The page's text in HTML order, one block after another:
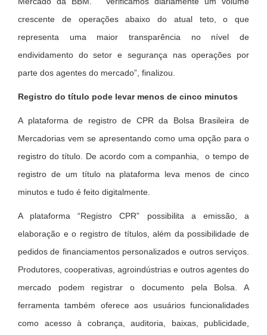
crescente de operações abaixo do atual teto, o que
representa uma maior transparência no nível de
endividamento do setor e segurança nas operações por
parte dos agentes do mercado”, finalizou.
Registro do título pode levar menos de cinco minutos
A plataforma de registro de CPR da Bolsa Brasileira de
Mercadorias vem se apresentando como uma opção para o
registro do título. De acordo com a companhia, o tempo de
registro de um título na plataforma leva menos de cinco
minutos e tudo é feito digitalmente.
A plataforma “Registro CPR” possibilita a emissão, a
elaboração e o registro de títulos, além da possibilidade de
pedidos de financiamentos personalizados e outros serviços.
Produtores, cooperativas, agroindústrias e outros agentes do
mercado podem registrar o documento pela Bolsa. A
ferramenta também oferece aos usuários funcionalidades
como acesso à cobrança, auditoria, baixas, publicidade,